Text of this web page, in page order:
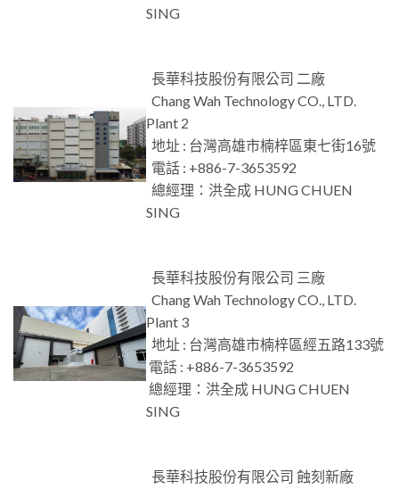
SING
長華科技股份有限公司 二廠
Chang Wah Technology CO., LTD.
Plant 2
地址 : 台灣高雄市楠梓區東七街16號
電話 : +886-7-3653592
總經理：洪全成 HUNG CHUEN
SING
長華科技股份有限公司 三廠
Chang Wah Technology CO., LTD.
Plant 3
地址 : 台灣高雄市楠梓區經五路133號
電話 : +886-7-3653592
總經理：洪全成 HUNG CHUEN
SING
長華科技股份有限公司 蝕刻新廠